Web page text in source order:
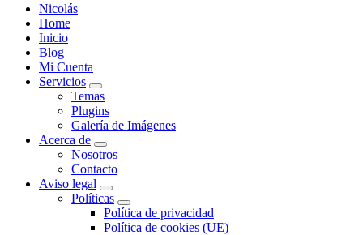
Nicolás
Home
Inicio
Blog
Mi Cuenta
Servicios
Temas
Plugins
Galería de Imágenes
Acerca de
Nosotros
Contacto
Aviso legal
Políticas
Política de privacidad
Política de cookies (UE)